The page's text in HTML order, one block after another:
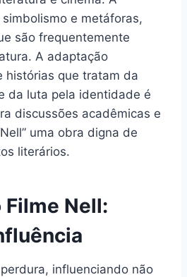
e metáforas,
são frequentemente
A adaptação
histórias que tratam da
da luta pela identidade é
discussões acadêmicas e
uma obra digna de
literários.
Filme Nell:
influenciando não